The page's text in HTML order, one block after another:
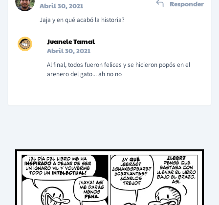
Abril 30, 2021
Jaja y en qué acabó la historia?
Responder
Juanele Tamal
Abril 30, 2021
Al final, todos fueron felices y se hicieron popós en el
arenero del gato... ah no no